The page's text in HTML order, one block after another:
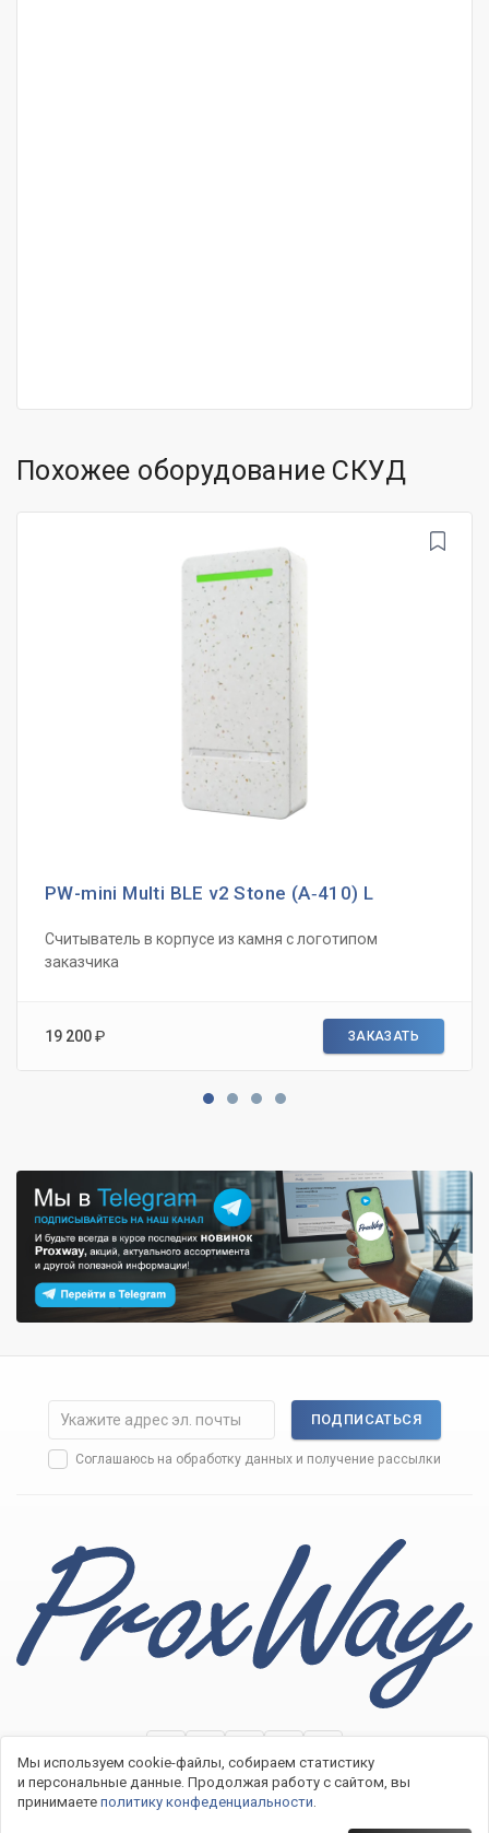
Похожее оборудование СКУД
PW-mini Multi BLE v2 Stone (А‑410) L
Считыватель в корпусе из камня с логотипом
заказчика
19 200₽ ЗАКАЗАТЬ
ПОДПИСАТЬСЯ
Соглашаюсь на обработку данных и получение рассылки
2007−2026 © Системы контроля доступа ProxWay
Мы используем cookie-файлы, собираем статистику
и персональные данные. Продолжая работу с сайтом, вы
принимаете политику конфеденциальности.